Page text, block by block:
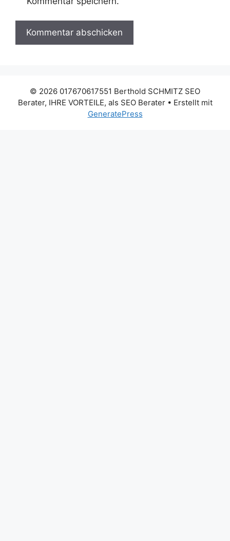
© 2026 017670617551 Berthold SCHMITZ SEO
Berater, IHRE VORTEILE, als SEO Berater• Erstellt mit
GeneratePress